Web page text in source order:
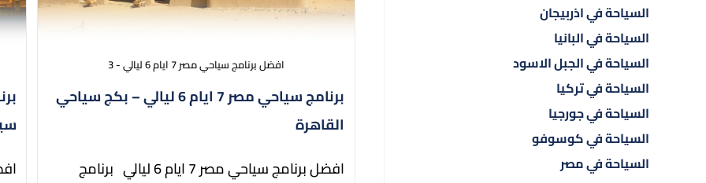
افضل برنامج سياحي مصر 7 ايام 6 ليالي - 3
برنامج سياحي مصر 7 ايام 6 ليالي – بكج سياحي
القاهرة
افضل برنامج سياحي مصر 7 ايام 6 ليالي برنامج
السياحة في اذربيجان
السياحة في البانيا
السياحة في الجبل الاسود
السياحة في تركيا
السياحة في جورجيا
السياحة في كوسوفو
السياحة في مصر